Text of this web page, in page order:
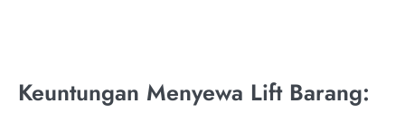
Keuntungan Menyewa Lift Barang: